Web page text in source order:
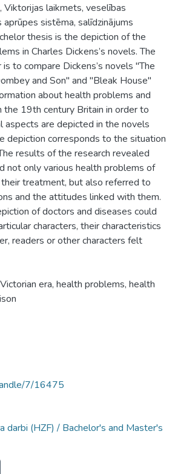
laikmets, veselības
sistēma, salīdzinājums
thesis is the depiction of the
in Charles Dickens’s novels. The
to compare Dickens’s novels ''The
and Son'' and ''Bleak House''
about health problems and
the 19th century Britain in order to
aspects are depicted in the novels
depiction corresponds to the situation
results of the research revealed
not only various health problems of
treatment, but also referred to
and the attitudes linked with them.
of doctors and diseases could
characters, their characteristics
readers or other characters felt
era, health problems, health
7/16475
darbi (HZF) / Bachelor's and Master's